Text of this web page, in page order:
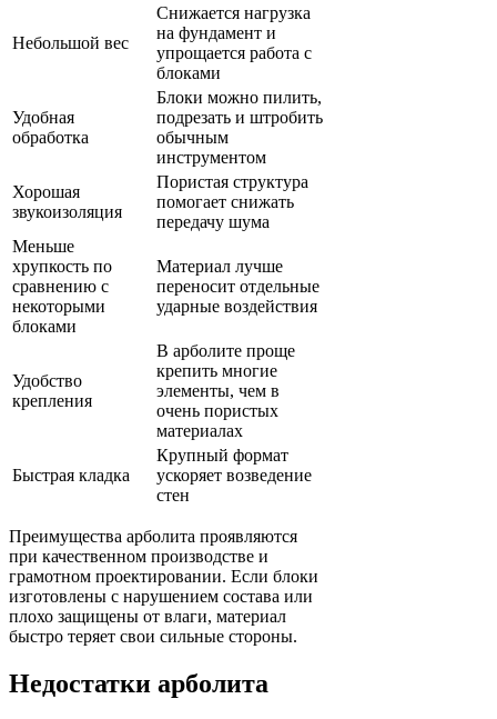
Небольшой вес
Снижается нагрузка
на фундамент и
упрощается работа с
блоками
Удобная
обработка
Блоки можно пилить,
подрезать и штробить
обычным
инструментом
Хорошая
звукоизоляция
Пористая структура
помогает снижать
передачу шума
Меньше
хрупкость по
сравнению с
некоторыми
блоками
Материал лучше
переносит отдельные
ударные воздействия
Удобство
крепления
В арболите проще
крепить многие
элементы, чем в
очень пористых
материалах
Быстрая кладка
Крупный формат
ускоряет возведение
стен
Преимущества арболита проявляются
при качественном производстве и
грамотном проектировании. Если блоки
изготовлены с нарушением состава или
плохо защищены от влаги, материал
быстро теряет свои сильные стороны.
Недостатки арболита